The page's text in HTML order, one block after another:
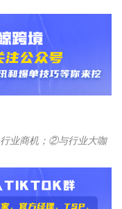
业商机；②与行业大咖